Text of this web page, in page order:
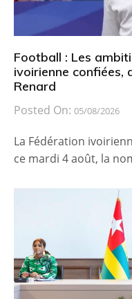
Football : Les
ivoirienne confiées,
Renard
Posted On: 05/08/2026
La Fédération
ce mardi 4 août, la